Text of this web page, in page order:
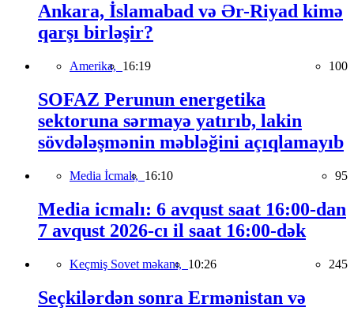
Ankara, İslamabad və Ər-Riyad kimə
qarşı birləşir?
Amerika, 16:19 100
SOFAZ Perunun energetika
sektoruna sərmayə yatırıb, lakin
sövdələşmənin məbləğini açıqlamayıb
Media İcmalı, 16:10 95
Media icmalı: 6 avqust saat 16:00-dan
7 avqust 2026-cı il saat 16:00-dək
Keçmiş Sovet məkanı, 10:26 245
Seçkilərdən sonra Ermənistan və